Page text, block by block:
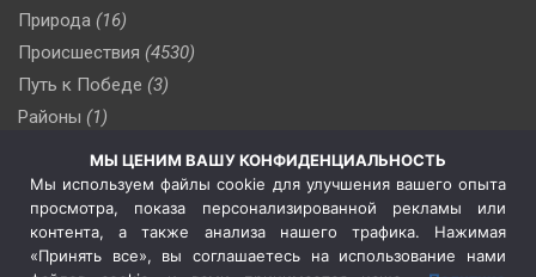
Природа (16)
Происшествия (4530)
Путь к Победе (3)
Районы (1)
(510)
Сельское хозяйство (3)
Социальная политика
(3)
Спецоперация в Украине
МЫ ЦЕНИМ ВАШУ КОНФИДЕНЦИАЛЬНОСТЬ
Мы используем файлы cookie для улучшения вашего опыта
просмотра, показа персонализированной рекламы или
контента, а также анализа нашего трафика. Нажимая
«Принять все», вы соглашаетесь на использование нами